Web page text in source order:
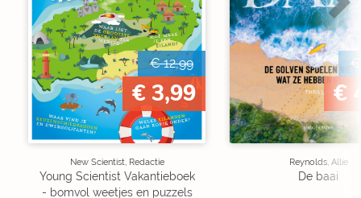
€ 12,99
€ 3,99
New Scientist, Redactie
Young Scientist Vakantieboek
- bomvol weetjes en puzzels
€
€
Reynolds, Allie
De baai